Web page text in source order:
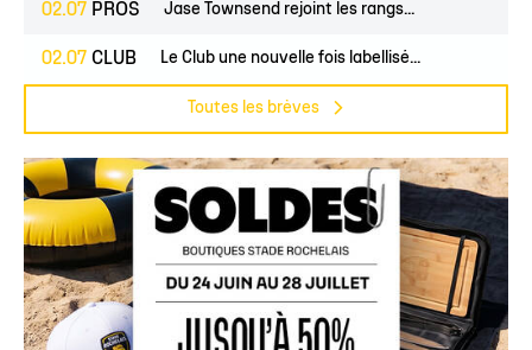
02.07 PROS Jase Townsend rejoint les rangs...
02.07 CLUB Le Club une nouvelle fois labellisé...
Toutes les brèves